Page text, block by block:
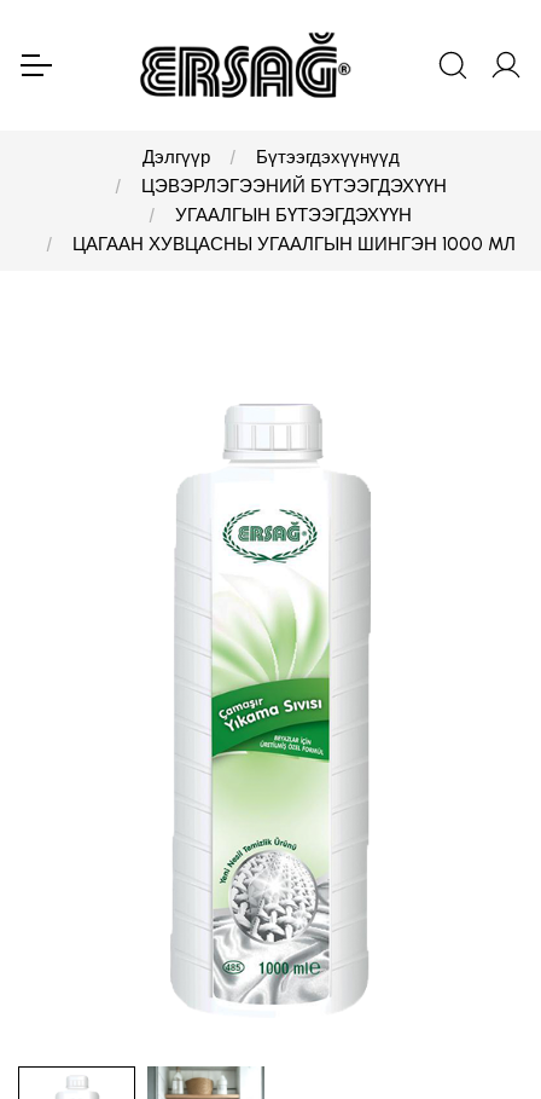
Дэлгүүр
Бүтээгдэхүүнүүд
ЦЭВЭРЛЭГЭЭНИЙ БҮТЭЭГДЭХҮҮН
УГААЛГЫН БҮТЭЭГДЭХҮҮН
ЦАГААН ХУВЦАСНЫ УГААЛГЫН ШИНГЭН 1000 MЛ